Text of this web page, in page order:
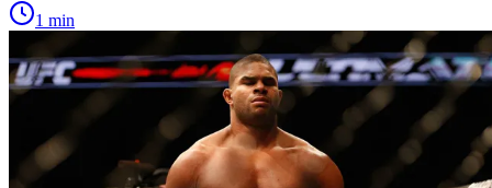
1 min